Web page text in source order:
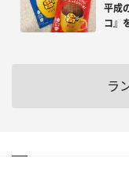
平成
コ』
ラ